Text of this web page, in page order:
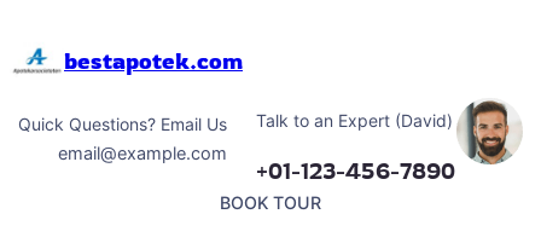
bestapotek.com
Quick Questions? Email Us
email@example.com
Talk to an Expert (David)
+01-123-456-7890
BOOK TOUR